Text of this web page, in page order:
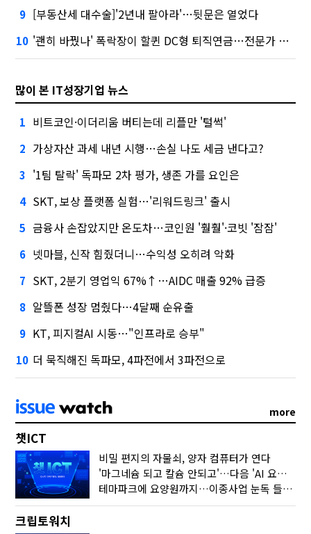
9 [부동산세 대수술]'2년내 팔아라'…뒷문은 열었다
10 '괜히 바꿨나' 폭락장이 할퀸 DC형 퇴직연금…전문가 조언은
많이 본 IT성장기업 뉴스
1 비트코인·이더리움 버티는데 리플만 '털썩'
2 가상자산 과세 내년 시행…손실 나도 세금 낸다고?
3 '1팀 탈락' 독파모 2차 평가, 생존 가를 요인은
4 SKT, 보상 플랫폼 실험…'리워드링크' 출시
5 금융사 손잡았지만 온도차…코인원 '훨훨'·코빗 '잠잠'
6 넷마블, 신작 힘줬더니…수익성 오히려 악화
7 SKT, 2분기 영업익 67%↑…AIDC 매출 92% 급증
8 알뜰폰 성장 멈췄다…4달째 순유출
9 KT, 피지컬AI 시동…"인프라로 승부"
10 더 묵직해진 독파모, 4파전에서 3파전으로
more
챗ICT
비밀 편지의 자물쇠, 양자 컴퓨터가 연다
'마그네슘 되고 칼슘 안되고'…다음 'AI 요약' 갈 길은
테마파크에 요양원까지…이종사업 눈독 들이는 게임사
크립토워치